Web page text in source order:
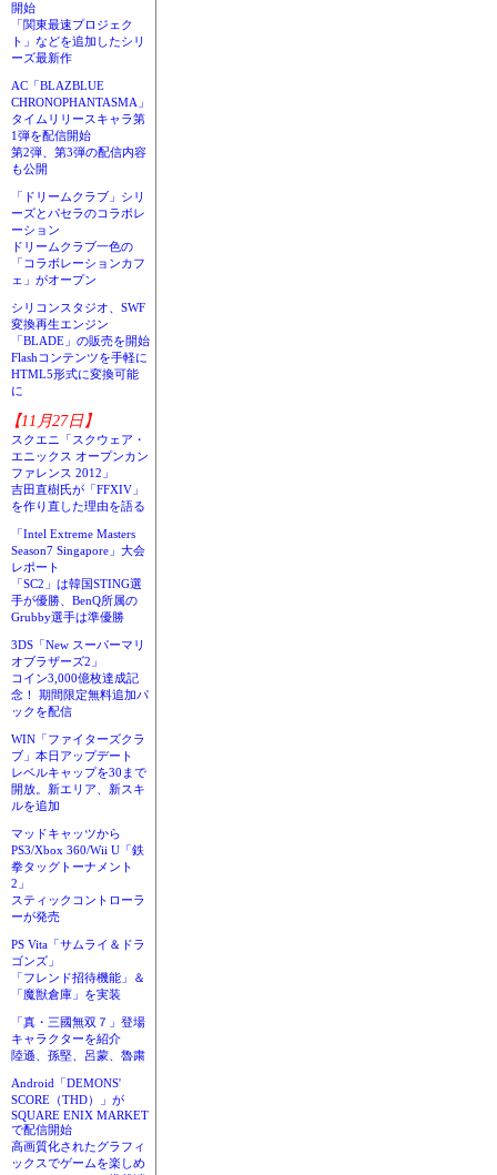
開始
「関東最速プロジェク
ト」などを追加したシリ
ーズ最新作
AC「BLAZBLUE
CHRONOPHANTASMA」
タイムリリースキャラ第
1弾を配信開始
第2弾、第3弾の配信内容
も公開
「ドリームクラブ」シリ
ーズとパセラのコラボレ
ーション
ドリームクラブ一色の
「コラボレーションカフ
ェ」がオープン
シリコンスタジオ、SWF
変換再生エンジン
「BLADE」の販売を開始
Flashコンテンツを手軽に
HTML5形式に変換可能
に
【11月27日】
スクエニ「スクウェア・
エニックス オープンカン
ファレンス 2012」
吉田直樹氏が「FFXIV」
を作り直した理由を語る
「Intel Extreme Masters
Season7 Singapore」大会
レポート
「SC2」は韓国STING選
手が優勝、BenQ所属の
Grubby選手は準優勝
3DS「New スーパーマリ
オブラザーズ2」
コイン3,000億枚達成記
念！ 期間限定無料追加パ
ックを配信
WIN「ファイターズクラ
ブ」本日アップデート
レベルキャップを30まで
開放。新エリア、新スキ
ルを追加
マッドキャッツから
PS3/Xbox 360/Wii U「鉄
拳タッグトーナメント
2」
スティックコントローラ
ーが発売
PS Vita「サムライ＆ドラ
ゴンズ」
「フレンド招待機能」＆
「魔獣倉庫」を実装
「真・三國無双７」登場
キャラクターを紹介
陸遜、孫堅、呂蒙、魯粛
Android「DEMONS'
SCORE（THD）」が
SQUARE ENIX MARKET
で配信開始
高画質化されたグラフィ
ックスでゲームを楽しめ